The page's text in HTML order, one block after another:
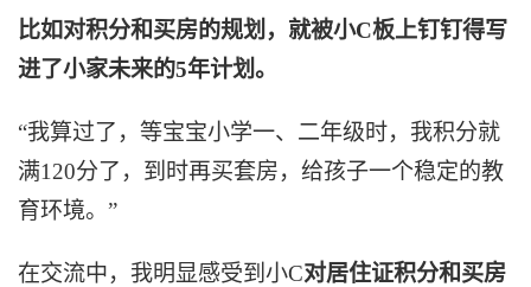
比如对积分和买房的规划，就被小C板上钉钉得写
进了小家未来的5年计划。
“我算过了，等宝宝小学一、二年级时，我积分就
满120分了，到时再买套房，给孩子一个稳定的教
育环境。”
在交流中，我明显感受到小C对居住证积分和买房